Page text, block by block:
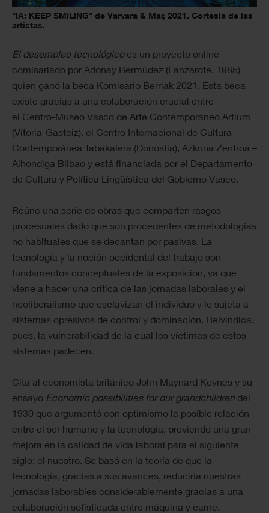
"IA: KEEP SMILING" de Varvara & Mar, 2021. Cortesía de las
artistas.
El desempleo tecnológico es un proyecto online
comisariado por Adonay Bermúdez (Lanzarote, 1985)
quien ganó la beca Komisario Berriak 2021. Esta beca
existe gracias a una colaboración crucial entre
el Centro-Museo Vasco de Arte Contemporáneo Artium
(Vitoria-Gasteiz), el Centro Internacional de Cultura
Contemporánea Tabakalera (Donostia), Azkuna Zentroa –
Alhondiga Bilbao y está financiada por el Departamento
de Cultura y Política Lingüística del Gobierno Vasco.
Reúne una serie de obras que comparten rasgos
procesuales dado que son procedentes de metodologías
no habituales que se decantan por pasivas. La
tecnología y la noción occidental del trabajo son
fundamentos conceptuales de la exposición, ya que
viene a hacer una crítica de las jornadas laborales y el
neoliberalismo que esclavizan el individuo y le sujeta a
sistemas opresivos de control y dominación. Reivindica,
pues, la vulnerabilidad de la cual los víctimas de estos
sistemas padecen.
Cita al economista británico John Maynard Keynes y su
ensayo Economic possibilities for our grandchildren del
1930 que argumentó con optimismo la posible relación
entre el ser humano y la tecnología, previendo una gran
mejora en la calidad de vida laboral para el siguiente
siglo: el nuestro. Se basó en la teoría de que la
tecnología, gracias a sus avances, reduciría nuestras
jornadas laborables considerablemente gracias a una
colaboración sofisticada entre máquina y carne.